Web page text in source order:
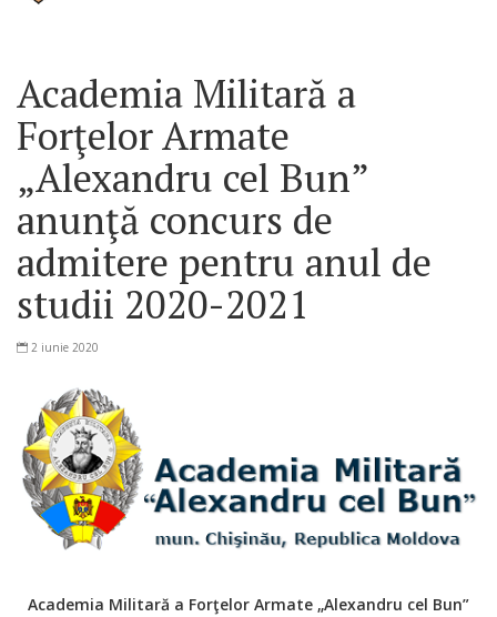
Academia Militară a
Forţelor Armate
„Alexandru cel Bun”
anunţă concurs de
admitere pentru anul de
studii 2020-2021
2 iunie 2020
Academia Militară a Forţelor Armate „Alexandru cel Bun”